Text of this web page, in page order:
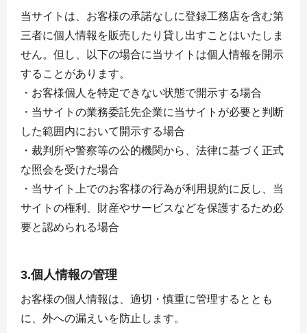
当サイトは、お客様の承諾なしに登録工務店を含む第
三者に個人情報を販売したり貸し出すことはいたしま
せん。但し、以下の場合に当サイトは個人情報を開示
することがあります。
・お客様個人を特定できない状態で開示する場合
・当サイトの業務委託先企業に当サイトが必要と判断
した範囲内において開示する場合
・裁判所や警察等の公的機関から、法律に基づく正式
な照会を受けた場合
・当サイト上でのお客様の行為が利用規約に反し、当
サイトの権利、財産やサービスなどを保護するため必
要と認められる場合
3.個人情報の管理
お客様の個人情報は、適切・慎重に管理するととも
に、外への漏えいを防止します。